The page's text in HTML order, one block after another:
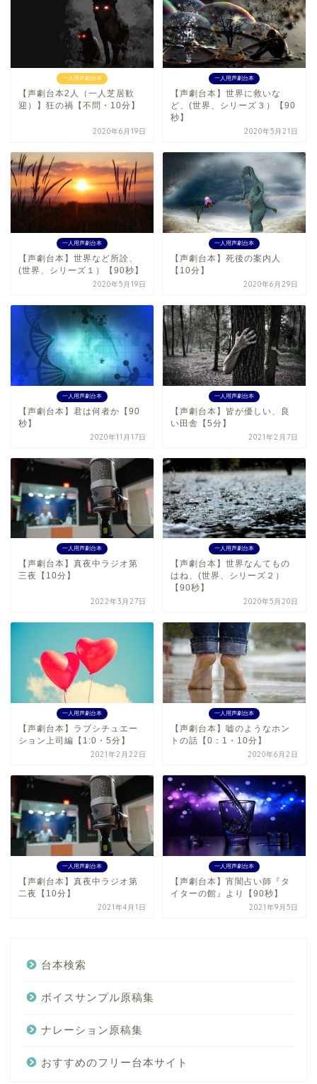
一人用声劇台本
【声劇台本2人（一人芝居歓
迎）】狂の禍【不問・10分】
2020年6月19日
一人用声劇台本
【声劇台本】世界に救いな
ど、(世界、シリーズ３）【90
秒】
2020年5月21日
一人用声劇台本
【声劇台本】世界など所詮、
(世界、シリーズ１）【90秒】
2020年5月19日
一人用声劇台本
【声劇台本】死後の案内人
【10分】
2020年6月29日
一人用声劇台本
【声劇台本】君は何者か【90
秒】
2020年11月17日
一人用声劇台本
【声劇台本】皆が優しい、良
い田舎【5分】
2021年2月7日
一人用声劇台本
【声劇台本】真夜中ラジオ第
三夜【10分】
2022年3月27日
一人用声劇台本
【声劇台本】世界なんてもの
はね、(世界、シリーズ２）
【90秒】
2020年5月20日
一人用声劇台本
【声劇台本】ラブシチュエー
ション上司編【1:0・5分】
2021年2月22日
一人用声劇台本
【声劇台本】嘘のようなホン
トの話【0：1・10分】
2020年6月2日
一人用声劇台本
【声劇台本】真夜中ラジオ第
二夜【10分】
2021年4月1日
一人用声劇台本
【声劇台本】宵闇占い師『タ
イターの館』より【90秒】
2021年9月5日
台本検索
ボイスサンプル原稿集
ナレーション原稿集
おすすめのフリー台本サイト